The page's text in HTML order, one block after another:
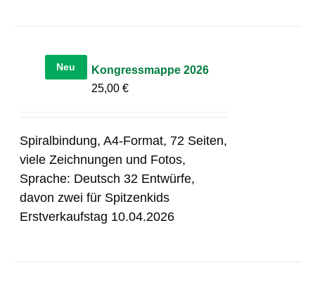
Neu
Kongressmappe 2026
25,00€
Spiralbindung, A4-Format, 72 Seiten,
viele Zeichnungen und Fotos,
Sprache: Deutsch 32 Entwürfe,
davon zwei für Spitzenkids
Erstverkaufstag 10.04.2026